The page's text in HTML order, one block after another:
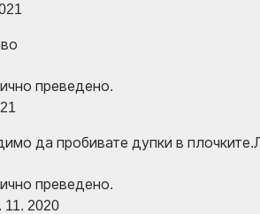
преведено.
да пробивате дупки в
преведено.
11. 2020